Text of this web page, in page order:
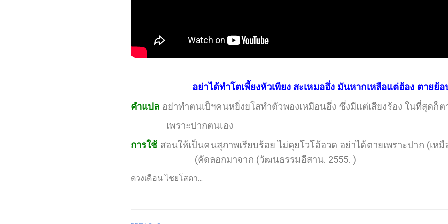
อย่าได้ทำโตเพี้ยงหัวเพียง สะเหมออึ่ง มันหากเหลือแต่ฮ้อง ตายย้
คำแปล อย่าทำตนเป็ฯคนหยิ่งยโสทำตัวพองเหมือนอึ่ง ซึ่งมีแต่เสียงร้อง ในที่สุดก็
เพราะปากตนเอง
การใช้ สอนให้เป็นคนสุภาพเรียบร้อย ไม่คุยโวโอ้อวด อย่าได้ตายเพ
(คัดลอกมาจาก (วัฒนธรรมอีสาน. 2555. )
ดวงเดือน ไชยโสดา…